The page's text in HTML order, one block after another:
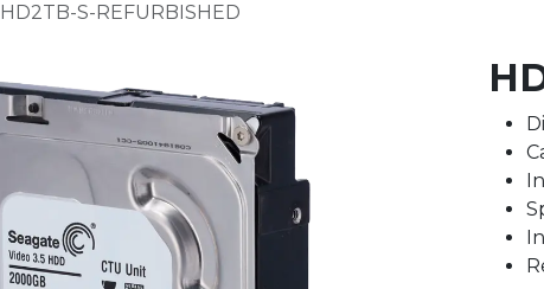
HD2TB-S-REFURBISHED